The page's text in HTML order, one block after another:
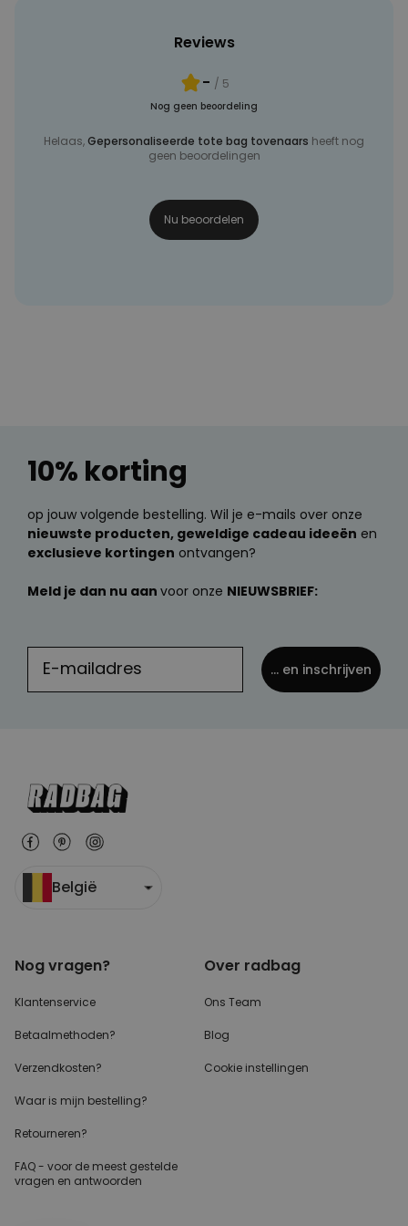
Reviews
- / 5
Nog geen beoordeling
Helaas,Gepersonaliseerde tote bag tovenaars heeft nog
geen beoordelingen
Nu beoordelen
10% korting
op jouw volgende bestelling. Wil je e-mails over onze
nieuwste producten, geweldige cadeau ideeën en
exclusieve kortingen ontvangen?
Meld je dan nu aan voor onze NIEUWSBRIEF:
... en inschrijven
België
Nog vragen?
Klantenservice
Betaalmethoden?
Verzendkosten?
Waar is mijn bestelling?
Retourneren?
FAQ - voor de meest gestelde
vragen en antwoorden
Over radbag
Ons Team
Blog
Cookie instellingen